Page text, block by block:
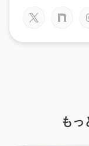
もっ